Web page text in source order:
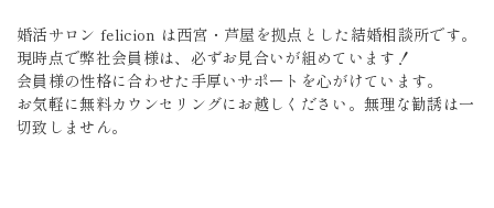
婚活サロン felicion は西宮・芦屋を拠点とした結婚相談所です。
現時点で弊社会員様は、必ずお見合いが組めています！
会員様の性格に合わせた手厚いサポートを心がけています。
お気軽に無料カウンセリングにお越しください。無理な勧誘は一
切致しません。